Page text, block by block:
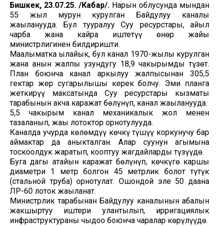
Бишкек, 23.07.25. /Кабар/. Нарын облусунда мындан
55 жыл мурун курулган Байдулуу каналы
жаңыланууда. Бул тууралуу Суу ресурстары, айыл
чарба жана кайра иштетүү өнөр жайы
министрлигинен билдиришти.
Маалыматка ылайык, бул канал 1970-жылы курулган
жана анын жалпы узундугу 18,9 чакырымды түзөт.
План боюнча канал аркылуу жалпысынан 305,5
гектар жер сугарылышы керек болчу. Эми планга
жеткирүү максатында Суу ресурстары кызматы
тарабынын акча каражат бөлүнүп, канал жаңыланууда.
5,5 чакырым канал механикалык жол менен
тазаланып, жаңы лотоктор орнотулууда.
Каналда учурда көлөмдүү көчкү түшүү коркунучу бар
аймактар да аныкталган. Алар суунун агымына
тоскоолдук жаратып, кооптуу жагдайларды түзүүдө.
Буга дагы атайын каражат бөлүнүп, көчкүгө каршы
диаметри 1 метр болгон 45 метрлик болот түтүк
(стальной труба) орнотулат. Ошондой эле 50 даана
ЛР-60 лоток жаңыланат.
Министрлик тарабынан Байдулуу каналынын абалын
жакшыртуу иштери улантылып, ирригациялык
инфраструктураны чыңдоо боюнча чаралар көрүлүүдө.